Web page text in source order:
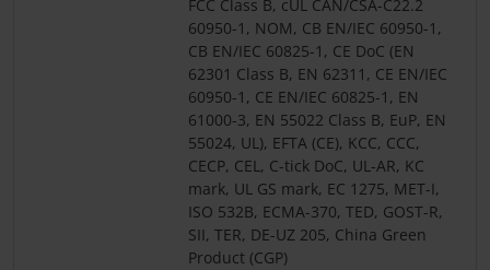
FCC Class B, cUL CAN/CSA-C22.2
60950-1, NOM, CB EN/IEC 60950-1,
CB EN/IEC 60825-1, CE DoC (EN
62301 Class B, EN 62311, CE EN/IEC
60950-1, CE EN/IEC 60825-1, EN
61000-3, EN 55022 Class B, EuP, EN
55024, UL), EFTA (CE), KCC, CCC,
CECP, CEL, C-tick DoC, UL-AR, KC
mark, UL GS mark, EC 1275, MET-I,
ISO 532B, ECMA-370, TED, GOST-R,
SII, TER, DE-UZ 205, China Green
Product (CGP)